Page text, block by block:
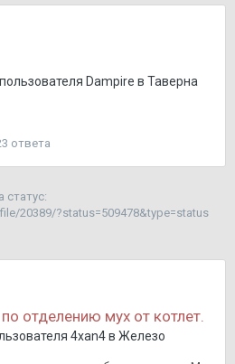
Dampire в Таверна
ответа
статус:
20389/?status=509478&type=status
отделению мух от котлет.
4xan4в Железо